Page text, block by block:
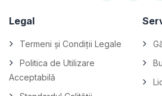
Legal
Termeni și Condiții Legale
Politica de Utilizare
Acceptabilă